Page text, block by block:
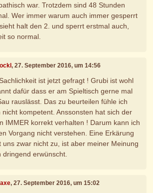
war. Trotzdem sind 48 Stunden
Wer immer warum auch immer gesperrt
halt den 2. und sperrt erstmal auch,
so normal.
, 27. September 2016, um 14:56
ist jetzt gefragt ! Grubi ist wohl
dafür dass er am Spieltisch gerne mal
rauslässt. Das zu beurteilen fühle ich
nicht kompetent. Anssonsten hat sich der
IMMER korrekt verhalten ! Darum kann ich
Vorgang nicht verstehen. Eine Erkärung
uns zwar nicht zu, ist aber meiner Meinung
dringend erwünscht.
, 27. September 2016, um 15:02